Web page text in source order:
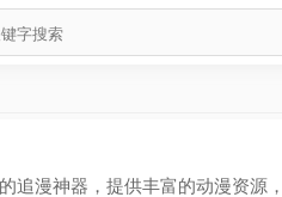
追漫神器，提供丰富的动漫资源